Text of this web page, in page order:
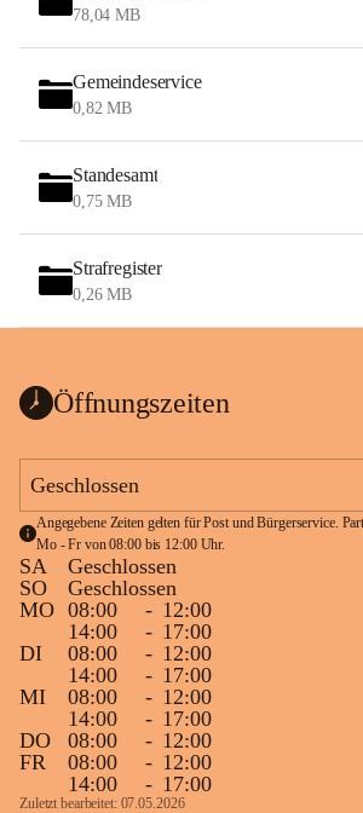
78,04 MB
Gemeindeservice
0,82 MB
Standesamt
0,75 MB
Strafregister
0,26 MB
Öffnungszeiten
Geschlossen
Angegebene Zeiten gelten für Post und Bürgerservice.
Mo - Fr von 08:00 bis 12:00 Uhr.
SA
Geschlossen
SO
Geschlossen
MO 08:00 - 12:00
14:00
- 17:00
DI
08:00 - 12:00
14:00
- 17:00
MI
08:00 - 12:00
14:00
- 17:00
DO
08:00 - 12:00
FR
08:00 - 12:00
14:00
- 17:00
Zuletzt bearbeitet: 07.05.2026